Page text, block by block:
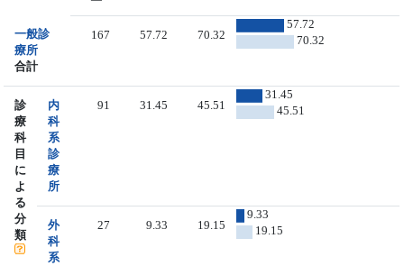
一般診
療所
合計
167 57.72 70.32
57.72
70.32
診
療
科
目
に
よ
る
分
類
内
科
系
診
療
所
91 31.45 45.51
31.45
45.51
外
科
系
27 9.33 19.15
9.33
19.15